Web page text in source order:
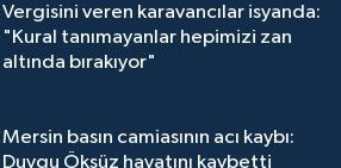
Vergisini veren karavancılar isyanda:
"Kural tanımayanlar hepimizi zan
altında bırakıyor"
Mersin basın camiasının acı kaybı:
Duygu Öksüz hayatını kaybetti